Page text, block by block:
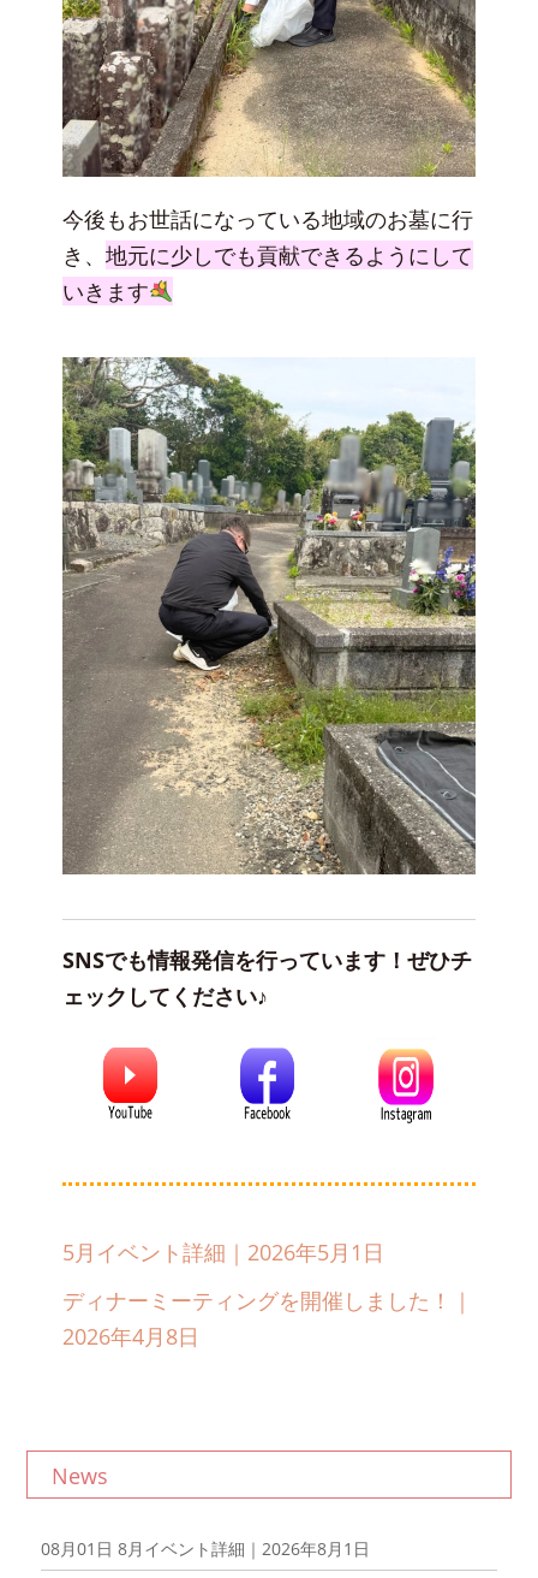
今後もお世話になっている地域のお墓に行
き、 地元に少しでも貢献できるようにして
いきます
SNSでも情報発信を行っています！ぜひチ
ェックしてください♪
5月イベント詳細｜2026年5月1日
ディナーミーティングを開催しました！｜
2026年4月8日
News
08月01日 8月イベント詳細｜2026年8月1日